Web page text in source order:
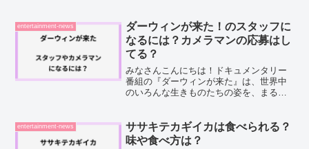
画『ホウセンカ』、そして連載中の漫画
『カミキル』──。まった...
entertainment-news
ダーウィンが来た！のスタッフに
なるには？カメラマンの応募はし
てる？
みなさんこんにちは！ドキュメンタリー
番組の『ダーウィンが来た』は、世界中
のいろんな生きものたちの姿を、まるで
長期にわたる自然環境での撮影などを見
ていて、「あのスクープ映...
entertainment-news
ササキテカギイカは食べられる？
味や食べ方は？